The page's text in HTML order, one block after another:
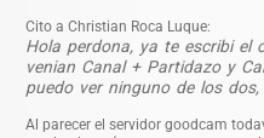
Cito a Christian Roca Luque:
Hola perdona, ya te escribi el
venian Canal + Partidazo y
puedo ver ninguno de los
Al parecer el servidor goodcam